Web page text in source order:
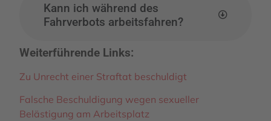
Kann ich während des
Fahrverbots arbeitsfahren?
Weiterführende Links:
Zu Unrecht einer Straftat beschuldigt
Falsche Beschuldigung wegen sexueller
Belästigung am Arbeitsplatz